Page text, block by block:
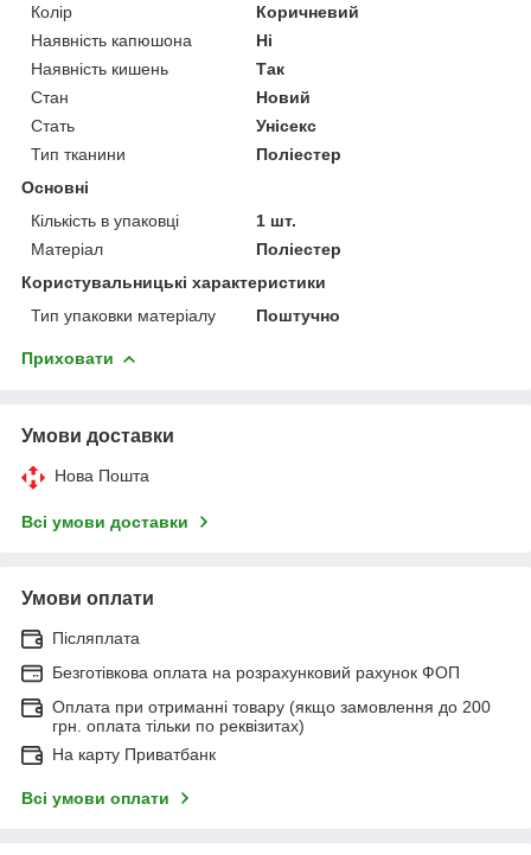
Колір
Коричневий
Наявність капюшона
Ні
Наявність кишень
Так
Стан
Новий
Стать
Унісекс
Тип тканини
Поліестер
Основні
Кількість в упаковці
1 шт.
Матеріал
Поліестер
Користувальницькі характеристики
Тип упаковки матеріалу
Поштучно
Приховати
Умови доставки
Нова Пошта
Всі умови доставки
Умови оплати
Післяплата
Безготівкова оплата на розрахунковий рахунок ФОП
Оплата при отриманні товару (якщо замовлення до 200
грн. оплата тільки по реквізитах)
На карту Приватбанк
Всі умови оплати